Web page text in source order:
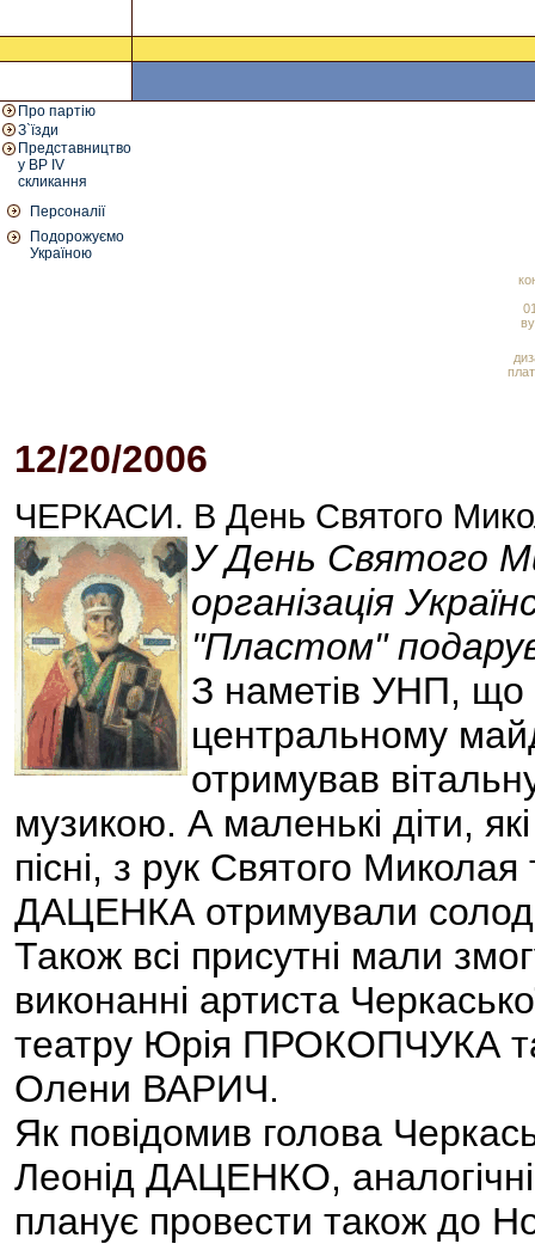
Про партію
З`їзди
Представництво
у ВР IV
скликання
Персоналії
Подорожуємо
Україною
12/20/2006
ЧЕРКАСИ. В День Святого
У День Святого
організація
"Пластом"
З наметів УНП, що
центральному
отримував
музикою. А маленькі діти,
пісні, з рук Святого
ДАЦЕНКА отримували
Також всі присутні мали
виконанні артиста
театру Юрія ПРОКОПЧУКА
Олени ВАРИЧ.
Як повідомив голова
Леонід ДАЦЕНКО,
планує провести також до